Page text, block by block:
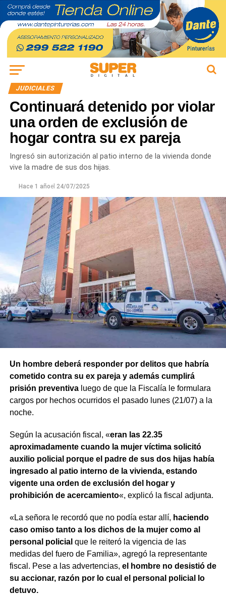
JUDICIALES
Continuará detenido por violar
una orden de exclusión de
hogar contra su ex pareja
Ingresó sin autorización al patio interno de la vivienda donde
vive la madre de sus dos hijas.
Hace 1 añoel 24/07/2025
Un hombre deberá responder por delitos que habría
cometido contra su ex pareja y además cumplirá
prisión preventiva luego de que la Fiscalía le formulara
cargos por hechos ocurridos el pasado lunes (21/07) a la
noche.
Según la acusación fiscal, «eran las 22.35
aproximadamente cuando la mujer víctima solicitó
auxilio policial porque el padre de sus dos hijas había
ingresado al patio interno de la vivienda, estando
vigente una orden de exclusión del hogar y
prohibición de acercamiento«, explicó la fiscal adjunta.
«La señora le recordó que no podía estar allí, haciendo
caso omiso tanto a los dichos de la mujer como al
personal policial que le reiteró la vigencia de las
medidas del fuero de Familia», agregó la representante
fiscal. Pese a las advertencias, el hombre no desistió de
su accionar, razón por lo cual el personal policial lo
detuvo.